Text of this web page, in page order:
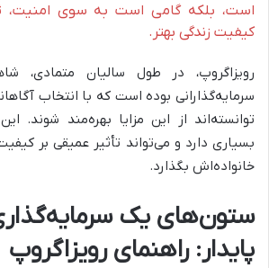
است، بلکه گامی است به سوی امنیت،
کیفیت زندگی بهتر.
رویزاگروپ، در طول سالیان متمادی،
سرمایه‌گذارانی بوده است که با انتخاب
توانسته‌اند از این مزایا بهره‌مند شوند.
بسیاری دارد و می‌تواند تأثیر عمیقی بر
خانواده‌اش بگذارد.
ستون‌های یک
پایدار: راهنمای رویزاگروپ